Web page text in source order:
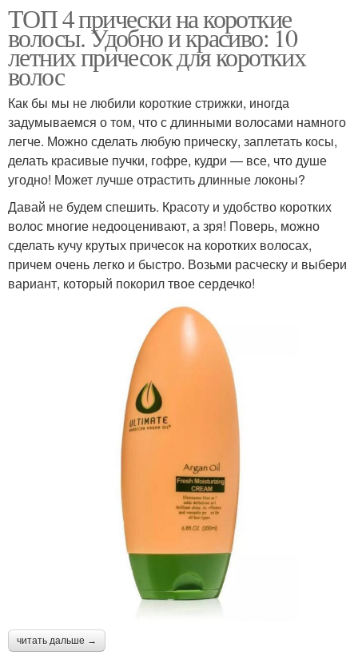
ТОП 4 прически на короткие
волосы. Удобно и красиво: 10
летних причесок для коротких
волос
Как бы мы не любили короткие стрижки, иногда
задумываемся о том, что с длинными волосами намного
легче. Можно сделать любую прическу, заплетать косы,
делать красивые пучки, гофре, кудри — все, что душе
угодно! Может лучше отрастить длинные локоны?
Давай не будем спешить. Красоту и удобство коротких
волос многие недооценивают, а зря! Поверь, можно
сделать кучу крутых причесок на коротких волосах,
причем очень легко и быстро. Возьми расческу и выбери
вариант, который покорил твое сердечко!
читать дальше →